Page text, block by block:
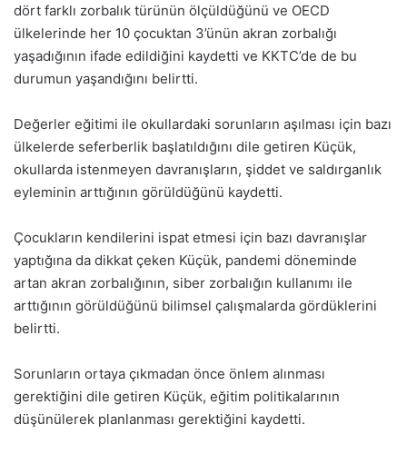
dört farklı zorbalık türünün ölçüldüğünü ve OECD
ülkelerinde her 10 çocuktan 3’ünün akran zorbalığı
yaşadığının ifade edildiğini kaydetti ve KKTC’de de bu
durumun yaşandığını belirtti.
Değerler eğitimi ile okullardaki sorunların aşılması için bazı
ülkelerde seferberlik başlatıldığını dile getiren Küçük,
okullarda istenmeyen davranışların, şiddet ve saldırganlık
eyleminin arttığının görüldüğünü kaydetti.
Çocukların kendilerini ispat etmesi için bazı davranışlar
yaptığına da dikkat çeken Küçük, pandemi döneminde
artan akran zorbalığının, siber zorbalığın kullanımı ile
arttığının görüldüğünü bilimsel çalışmalarda gördüklerini
belirtti.
Sorunların ortaya çıkmadan önce önlem alınması
gerektiğini dile getiren Küçük, eğitim politikalarının
düşünülerek planlanması gerektiğini kaydetti.